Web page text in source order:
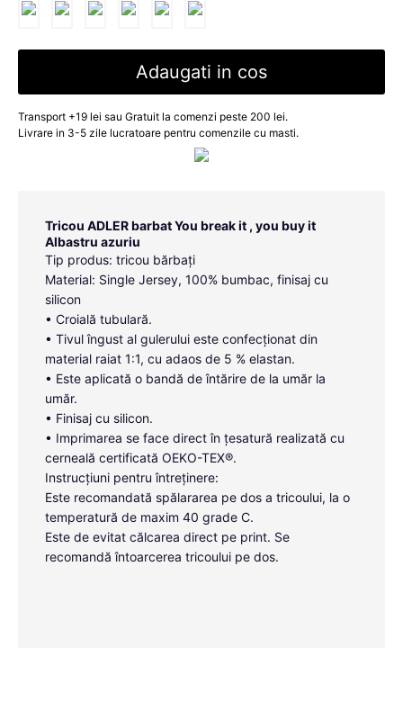
Adaugati in cos
Transport +19 lei sau Gratuit la comenzi peste 200 lei.
Livrare in 3-5 zile lucratoare pentru comenzile cu masti.
Tricou ADLER barbat You break it , you buy it
Albastru azuriu
Tip produs: tricou bărbați
Material: Single Jersey, 100% bumbac, finisaj cu
silicon
• Croială tubulară.
• Tivul îngust al gulerului este confecționat din
material raiat 1:1, cu adaos de 5 % elastan.
• Este aplicată o bandă de întărire de la umăr la
umăr.
• Finisaj cu silicon.
• Imprimarea se face direct în țesatură realizată cu
cerneală certificată OEKO-TEX®.
Instrucțiuni pentru întreținere:
Este recomandată spălararea pe dos a tricoului, la o
temperatură de maxim 40 grade C.
Este de evitat călcarea direct pe print. Se
recomandă întoarcerea tricoului pe dos.